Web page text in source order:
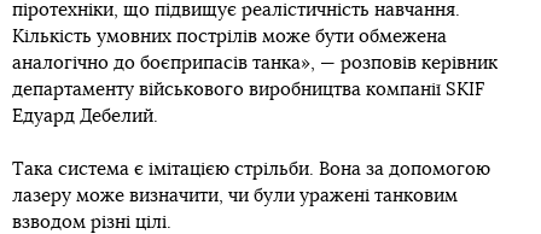
піротехніки, що підвищує реалістичність навчання.
Кількість умовних пострілів може бути обмежена
аналогічно до боєприпасів танка», — розповів керівник
департаменту військового виробництва компанії SKIF
Едуард Дебелий.
Така система є імітацією стрільби. Вона за допомогою
лазеру може визначити, чи були уражені танковим
взводом різні цілі.